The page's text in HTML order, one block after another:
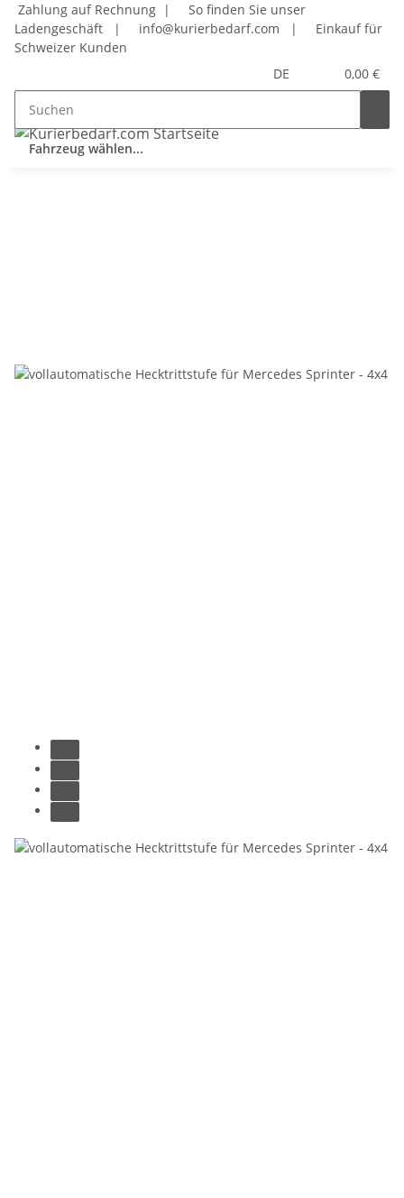
Zahlung auf Rechnung |
So finden Sie unser
Ladengeschäft
| info@kurierbedarf.com |
Einkauf für
Schweizer Kunden
DE
0,00 €
Fahrzeug wählen...